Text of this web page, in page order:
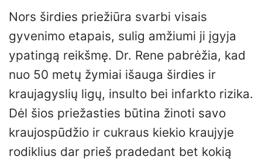
Nors širdies priežiūra svarbi visais
gyvenimo etapais, sulig amžiumi ji įgyja
ypatingą reikšmę. Dr. Rene pabrėžia, kad
nuo 50 metų žymiai išauga širdies ir
kraujagyslių ligų, insulto bei infarkto rizika.
Dėl šios priežasties būtina žinoti savo
kraujospūdžio ir cukraus kiekio kraujyje
rodiklius dar prieš pradedant bet kokią